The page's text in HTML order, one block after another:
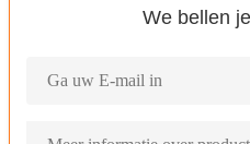
We bellen